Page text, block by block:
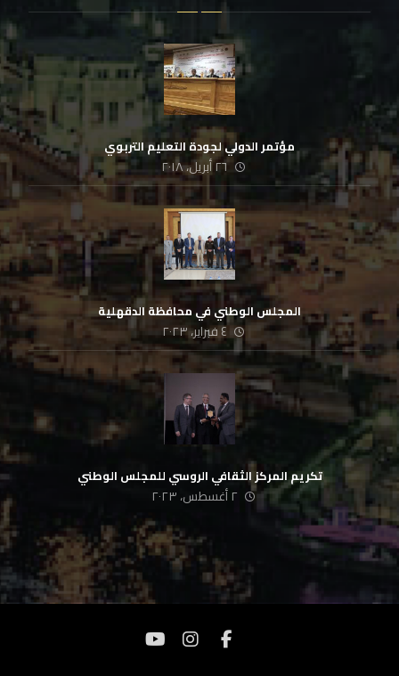
مؤتمر الدولي لجودة التعليم التربوي
٢٦ أبريل، ٢٠١٨
المجلس الوطني في محافظة الدقهلية
٤ فبراير، ٢٠٢٣
تكريم المركز الثقافي الروسي للمجلس الوطني
٢ أغسطس، ٢٠٢٣